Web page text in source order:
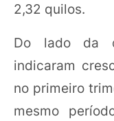
2,32 quilos.
Do lado da
indicaram
no primeiro
mesmo